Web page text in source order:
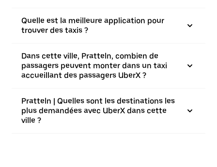
Quelle est la meilleure application pour
trouver des taxis ?
Dans cette ville, Pratteln, combien de
passagers peuvent monter dans un taxi
accueillant des passagers UberX ?
Pratteln | Quelles sont les destinations les
plus demandées avec UberX dans cette
ville ?